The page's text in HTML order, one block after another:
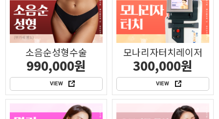
소음순성형수술
990,000원
VIEW
모나리자터치레이저
300,000원
VIEW